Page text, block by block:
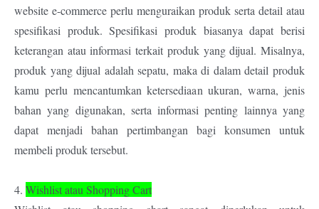
website e-commerce perlu menguraikan produk serta detail atau
spesifikasi produk. Spesifikasi produk biasanya dapat berisi
keterangan atau informasi terkait produk yang dijual. Misalnya,
produk yang dijual adalah sepatu, maka di dalam detail produk
kamu perlu mencantumkan ketersediaan ukuran, warna, jenis
bahan yang digunakan, serta informasi penting lainnya yang
dapat menjadi bahan pertimbangan bagi konsumen untuk
membeli produk tersebut.
4. Wishlist atau Shopping Cart